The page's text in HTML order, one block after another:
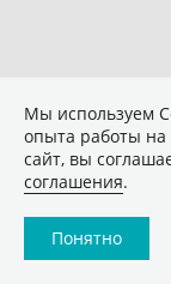
Мы используем
опыта работы на
сайт, вы
соглашения.
Понятно